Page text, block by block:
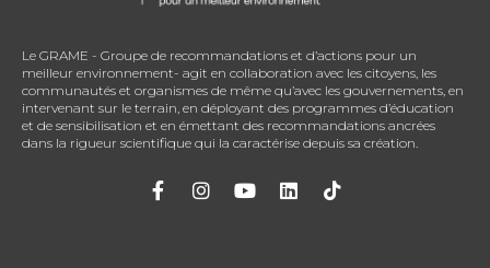
Le GRAME - Groupe de recommandations et d’actions pour un
meilleur environnement- agit en collaboration avec les citoyens, les
communautés et organismes de même qu’avec les gouvernements, en
intervenant sur le terrain, en déployant des programmes d’éducation
et de sensibilisation et en émettant des recommandations ancrées
dans la rigueur scientifique qui la caractérise depuis sa création.